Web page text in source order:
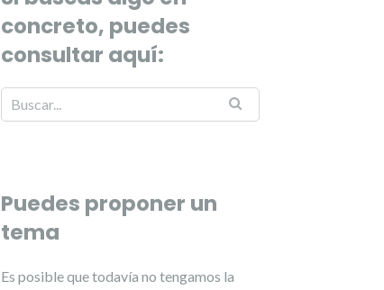
concreto, puedes
consultar aquí:
Puedes proponer un
tema
Es posible que todavía no tengamos la